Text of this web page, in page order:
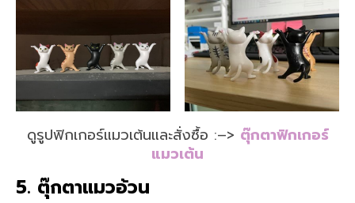
ดูรูปฟิกเกอร์แมวเต้นและสั่งซื้อ :–> ตุ๊กตาฟิกเกอร์
แมวเต้น
5. ตุ๊กตาแมวอ้วน